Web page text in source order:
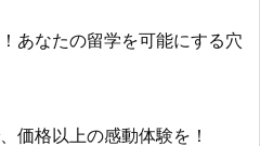
あなたの留学を可能にする穴
価格以上の感動体験を！